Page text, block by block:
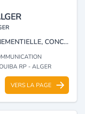
AGENCE DE COMMUNICATION ÉVÉNEMENTIELLE, CONCEPTION RÉALISATION DE STANDS PERSONNALISÉS ET AMÉNAGEMENT D'ESPACE INTÉRIEUR ET EXTÉRIEUR DE SHOWROOM ET BUREAU, PRODUCTION DE PLV..
RP - ALGER
VERS LA PAGE